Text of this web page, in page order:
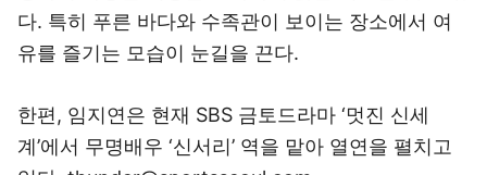
다. 특히 푸른 바다와 수족관이 보이는 장소에서 여
유를 즐기는 모습이 눈길을 끈다.
한편, 임지연은 현재 SBS 금토드라마 ‘멋진 신세
계’에서 무명배우 ‘신서리’ 역을 맡아 열연을 펼치고